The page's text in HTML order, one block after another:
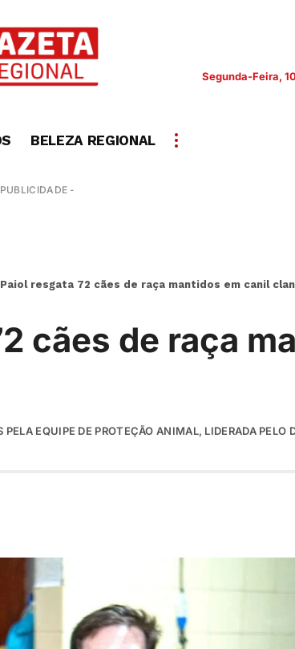
Segunda-Feira,
BELEZA REGIONAL
-
Paiol resgata 72 cães de raça mantidos em canil
cães de raça
EQUIPE DE PROTEÇÃO ANIMAL, LIDERADA PELO